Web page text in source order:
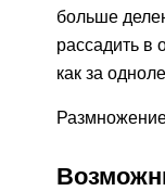
больше
рассадить в
как за